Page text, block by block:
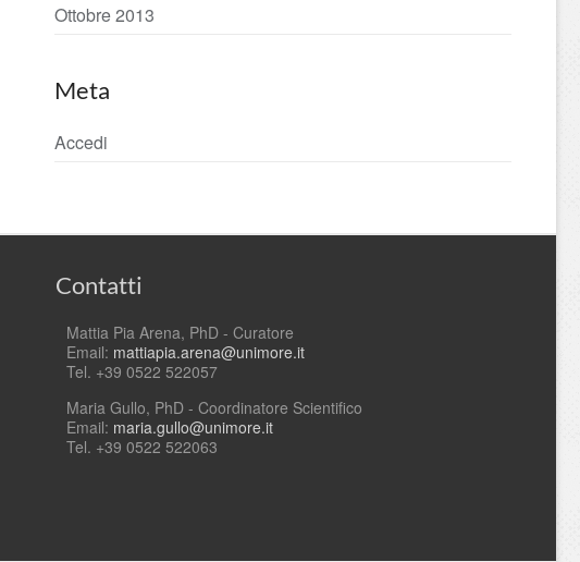
Ottobre 2013
Meta
Accedi
Contatti
Mattia Pia Arena, PhD - Curatore
Email: mattiapia.arena@unimore.it
Tel. +39 0522 522057
Maria Gullo, PhD - Coordinatore Scientifico
Email: maria.gullo@unimore.it
Tel. +39 0522 522063